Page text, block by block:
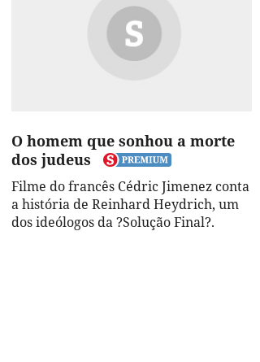
O homem que sonhou a morte
dos judeus
Filme do francês Cédric Jimenez conta
a história de Reinhard Heydrich, um
dos ideólogos da ?Solução Final?.